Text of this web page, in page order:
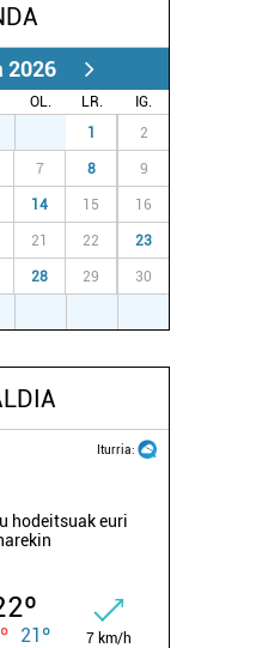
2026
OL. LR.
IG.
1 2
7 8 9
14 15 16
21 22 23
28 29 30
Iturria:
hodeitsuak euri
21º 7 km/h